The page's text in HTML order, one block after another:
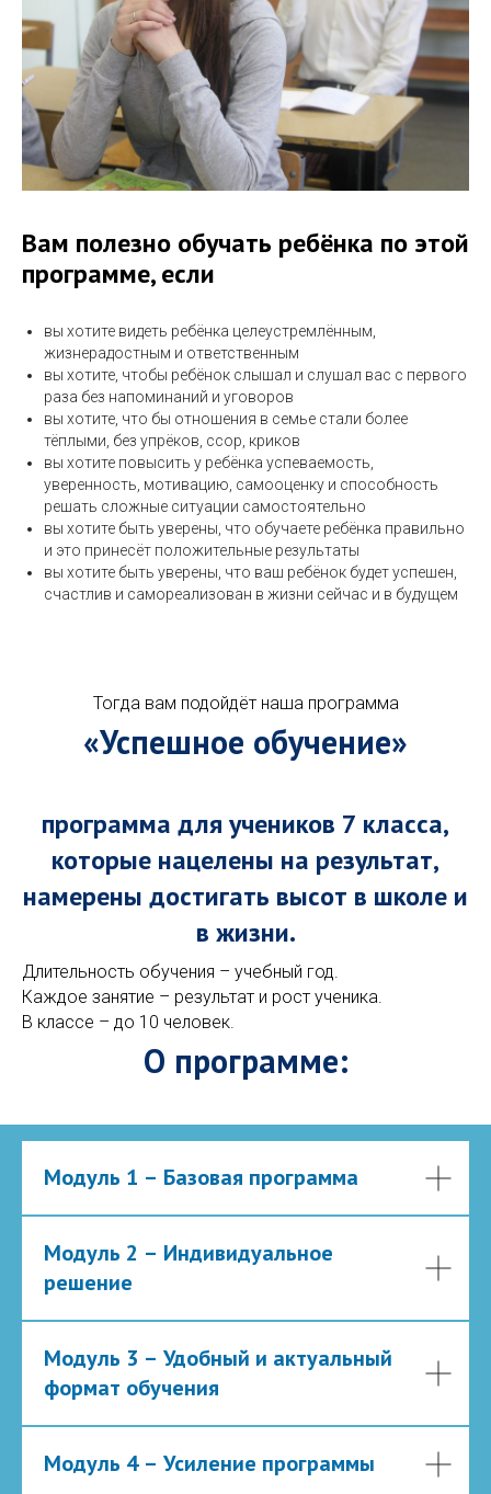
Вам полезно обучать ребёнка по этой
программе, если
вы хотите видеть ребёнка целеустремлённым,
жизнерадостным и ответственным
вы хотите, чтобы ребёнок слышал и слушал вас с первого
раза без напоминаний и уговоров
вы хотите, что бы отношения в семье стали более
тёплыми, без упрёков, ссор, криков
вы хотите повысить у ребёнка успеваемость,
уверенность, мотивацию, самооценку и способность
решать сложные ситуации самостоятельно
вы хотите быть уверены, что обучаете ребёнка правильно
и это принесёт положительные результаты
вы хотите быть уверены, что ваш ребёнок будет успешен,
счастлив и самореализован в жизни сейчас и в будущем
Тогда вам подойдёт наша программа
«Успешное обучение»
программа для учеников 7 класса,
которые нацелены на результат,
намерены достигать высот в школе и
в жизни.
Длительность обучения – учебный год.
Каждое занятие – результат и рост ученика.
В классе – до 10 человек.
О программе:
Модуль 1 – Базовая программа
Модуль 2 – Индивидуальное
решение
Модуль 3 – Удобный и актуальный
формат обучения
Модуль 4 – Усиление программы